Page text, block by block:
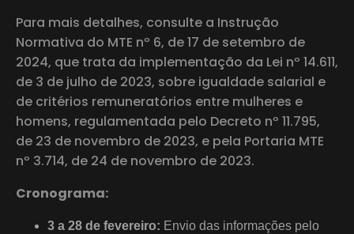
Para mais detalhes, consulte a Instrução
Normativa do MTE nº 6, de 17 de setembro de
2024, que trata da implementação da Lei nº 14.611,
de 3 de julho de 2023, sobre igualdade salarial e
de critérios remuneratórios entre mulheres e
homens, regulamentada pelo Decreto nº 11.795,
de 23 de novembro de 2023, e pela Portaria MTE
nº 3.714, de 24 de novembro de 2023.
Cronograma:
3 a 28 de fevereiro: Envio das informações pelo